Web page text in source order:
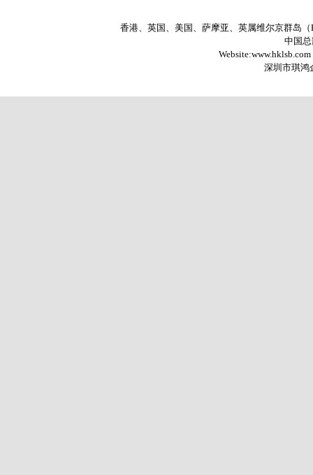
香港、英国、美国、萨摩亚、英属维尔京群岛
中国
深圳市琪鸿